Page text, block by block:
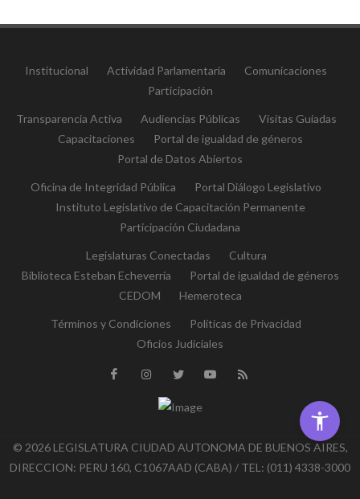
Institucional Actividad Parlamentaria
Comunicaciones
Participación
Transparencia Activa Audiencias Públicas
Visitas Guiadas
Capacitaciones
Portal de igualdad de géneros
Portal de Datos Abiertos
Oficina de Integridad Pública
Portal Diálogo Legislativo
Instituto Legislativo de Capacitación Permanente
Participación Ciudadana
Legislaturas Conectadas
Cultura
Biblioteca Esteban Echeverría
Portal de igualdad de géneros
CEDOM
Hemeroteca
Términos y Condiciones
Políticas de Privacidad
Oficios Judiciales
© 2026 LEGISLATURA CIUDAD AUTONOMA DE BUENOS AIRES,
DIRECCION: PERU 160, C1067AAD (CABA) / TEL: (011) 4338-3000